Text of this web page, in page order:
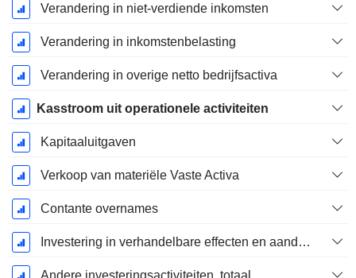
Verandering in niet-verdiende inkomsten
Verandering in inkomstenbelasting
Verandering in overige netto bedrijfsactiva
Kasstroom uit operationele activiteiten
Kapitaaluitgaven
Verkoop van materiële Vaste Activa
Contante overnames
Investering in verhandelbare effecten en aandelen, totaal